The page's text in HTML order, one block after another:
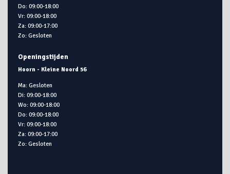
Do: 09:00-18:00
Vr: 09:00-18:00
Za: 09:00-17:00
Zo: Gesloten
Openingstijden
Hoorn - Kleine Noord 56
Ma: Gesloten
Di: 09:00-18:00
Wo: 09:00-18:00
Do: 09:00-18:00
Vr: 09:00-18:00
Za: 09:00-17:00
Zo: Gesloten